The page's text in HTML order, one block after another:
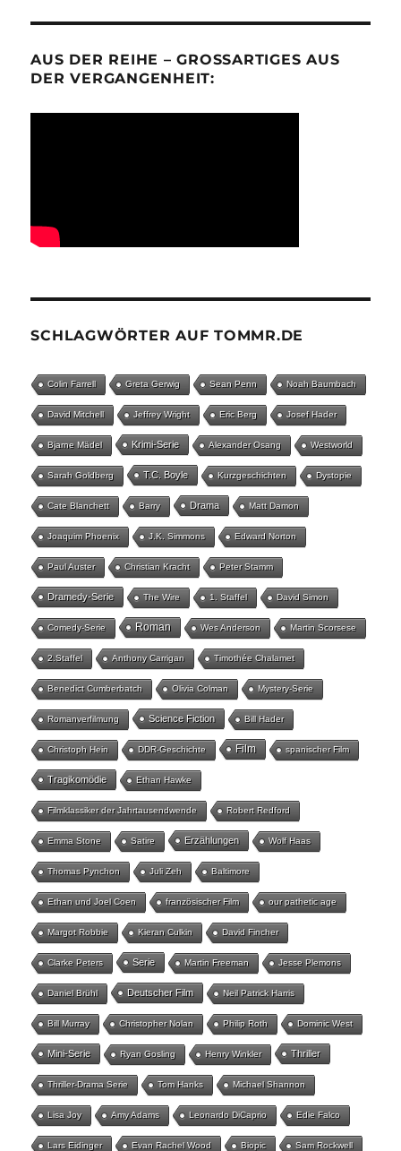
AUS DER REIHE – GROSSARTIGES AUS D
ER VERGANGENHEIT:
SCHLAGWÖRTER AUF TOMMR.DE
Colin Farrell Greta Gerwig Sean Penn Noah Baumbach
David Mitchell Jeffrey Wright Eric Berg Josef Hader
Bjarne Mädel Krimi-Serie Alexander Osang Westworld
Sarah Goldberg T.C. Boyle Kurzgeschichten Dystopie
Cate Blanchett Barry Drama Matt Damon
Joaquim Phoenix J.K. Simmons Edward Norton
Paul Auster Christian Kracht Peter Stamm
Dramedy-Serie The Wire 1. Staffel David Simon
Comedy-Serie Roman Wes Anderson Martin Scorsese
2.Staffel Anthony Carrigan Timothée Chalamet
Benedict Cumberbatch Olivia Colman Mystery-Serie
Romanverfilmung Science Fiction Bill Hader
Christoph Hein DDR-Geschichte Film spanischer Film
Tragikomödie Ethan Hawke
Filmklassiker der Jahrtausendwende Robert Redford
Emma Stone Satire Erzählungen Wolf Haas
Thomas Pynchon Juli Zeh Baltimore
Ethan und Joel Coen französischer Film our pathetic age
Margot Robbie Kieran Culkin David Fincher
Clarke Peters Serie Martin Freeman Jesse Plemons
Daniel Brühl Deutscher Film Neil Patrick Harris
Bill Murray Christopher Nolan Philip Roth Dominic West
Mini-Serie Ryan Gosling Henry Winkler Thriller
Thriller-Drama Serie Tom Hanks Michael Shannon
Lisa Joy Amy Adams Leonardo DiCaprio Edie Falco
Lars Eidinger Evan Rachel Wood Biopic Sam Rockwell